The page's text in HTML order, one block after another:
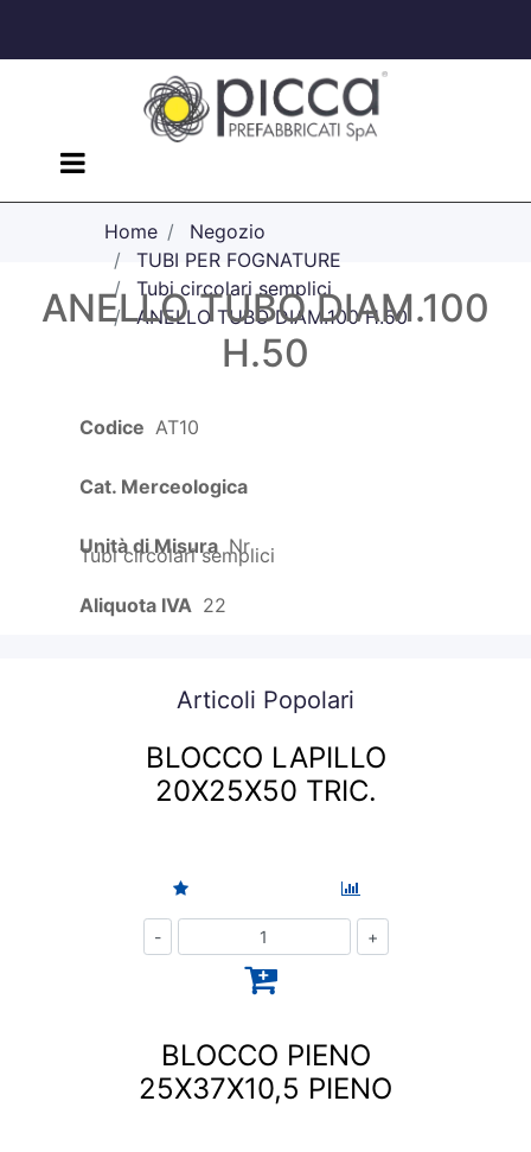
Open menu
Home
Negozio
TUBI PER FOGNATURE
Tubi circolari semplici
ANELLO TUBO DIAM.100 H.50
ANELLO TUBO DIAM.100
H.50
Codice AT10
Cat. Merceologica
Tubi circolari semplici
Unità di Misura Nr
Aliquota IVA 22
Articoli Popolari
BLOCCO LAPILLO
20X25X50 TRIC.
BLOCCO PIENO
25X37X10,5 PIENO